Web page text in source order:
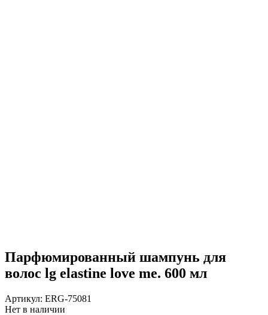
Парфюмированный шампунь для
волос lg elastine love me. 600 мл
Артикул: ERG-75081
Нет в наличии